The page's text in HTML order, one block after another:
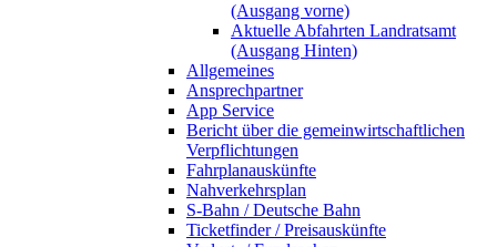
(Ausgang vorne)
Aktuelle Abfahrten Landratsamt
(Ausgang Hinten)
Allgemeines
Ansprechpartner
App Service
Bericht über die gemeinwirtschaftlichen
Verpflichtungen
Fahrplanauskünfte
Nahverkehrsplan
S-Bahn / Deutsche Bahn
Ticketfinder / Preisauskünfte